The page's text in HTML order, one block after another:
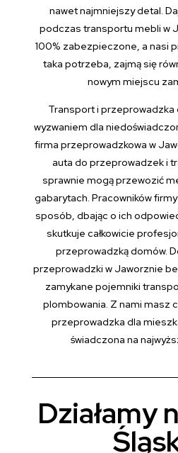
nawet najmniejszy detal.
podczas transportu mebli w
100% zabezpieczone, a nasi
taka potrzeba, zajmą się
nowym miejscu
Transport i przeprowadzka
wyzwaniem dla
firma przeprowadzkowa w
auta do przeprowadzek i
sprawnie mogą przewozić
gabarytach. Pracowników
sposób, dbając o ich
skutkuje całkowicie
przeprowadzką domów.
przeprowadzki w Jaworznie
zamykane pojemniki
plombowania. Z nami masz
przeprowadzka dla
świadczona na
Działamy